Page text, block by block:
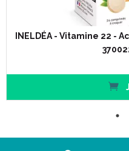
INELDÉA - Vitamine 22 -